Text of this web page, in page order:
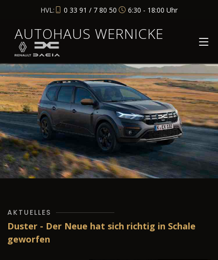
HVL: 0 33 91 / 7 80 50 6:30 - 18:00 Uhr
AUTOHAUS WERNICKE
AKTUELLES
Duster - Der Neue hat sich richtig in Schale
geworfen